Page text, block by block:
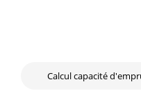
Calcul capacité